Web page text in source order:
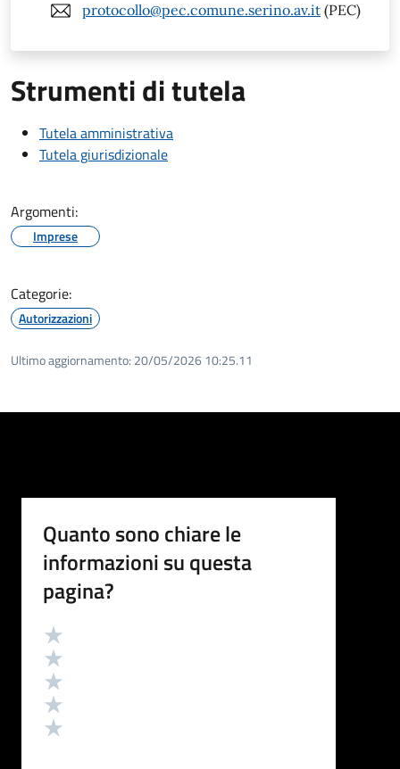
protocollo@pec.comune.serino.av.it (PEC)
Strumenti di tutela
Tutela amministrativa
Tutela giurisdizionale
Argomenti:
Imprese
Categorie:
Autorizzazioni
Ultimo aggiornamento: 20/05/2026 10:25.11
Quanto sono chiare le
informazioni su questa
pagina?
Valutazione